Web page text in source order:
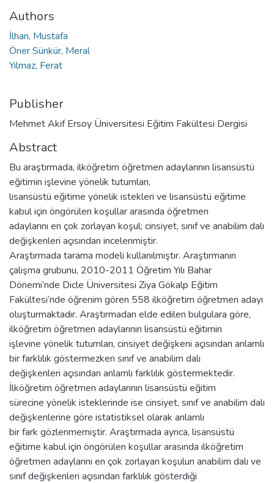
Authors
İlhan, Mustafa
Öner Sünkür, Meral
Yılmaz, Ferat
Publisher
Mehmet Akif Ersoy Üniversitesi Eğitim Fakültesi Dergisi
Abstract
Bu araştırmada, ilköğretim öğretmen adaylarının lisansüstü
eğitimin işlevine yönelik tutumları,
lisansüstü eğitime yönelik istekleri ve lisansüstü eğitime
kabul için öngörülen koşullar arasında öğretmen
adaylarını en çok zorlayan koşul; cinsiyet, sınıf ve anabilim dalı
değişkenleri açısından incelenmiştir.
Araştırmada tarama modeli kullanılmıştır. Araştırmanın
çalışma grubunu, 2010-2011 Öğretim Yılı Bahar
Dönemi’nde Dicle Üniversitesi Ziya Gökalp Eğitim
Fakültesi’nde öğrenim gören 558 ilköğretim öğretmen adayı
oluşturmaktadır. Araştırmadan elde edilen bulgulara göre,
ilköğretim öğretmen adaylarının lisansüstü eğitimin
işlevine yönelik tutumları, cinsiyet değişkeni açısından anlamlı
bir farklılık göstermezken sınıf ve anabilim dalı
değişkenleri açısından anlamlı farklılık göstermektedir.
İlköğretim öğretmen adaylarının lisansüstü eğitim
sürecine yönelik isteklerinde ise cinsiyet, sınıf ve anabilim dalı
değişkenlerine göre istatistiksel olarak anlamlı
bir fark gözlenmemiştir. Araştırmada ayrıca, lisansüstü
eğitime kabul için öngörülen koşullar arasında ilköğretim
öğretmen adaylarını en çok zorlayan koşulun anabilim dalı ve
sınıf değişkenleri açısından farklılık gösterdiği